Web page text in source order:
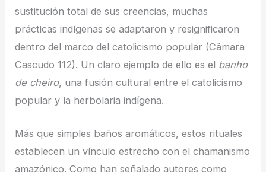
sustitución total de sus creencias, muchas
prácticas indígenas se adaptaron y resignificaron
dentro del marco del catolicismo popular (Câmara
Cascudo 112). Un claro ejemplo de ello es el banho
de cheiro, una fusión cultural entre el catolicismo
popular y la herbolaria indígena.
Más que simples baños aromáticos, estos rituales
establecen un vínculo estrecho con el chamanismo
amazónico. Como han señalado autores como